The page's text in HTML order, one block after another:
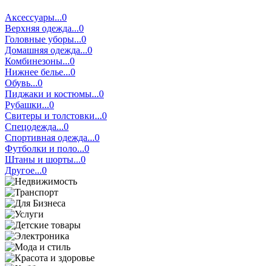
Аксессуары...0
Верхняя одежда...0
Головные уборы...0
Домашняя одежда...0
Комбинезоны...0
Нижнее белье...0
Обувь...0
Пиджаки и костюмы...0
Рубашки...0
Свитеры и толстовки...0
Спецодежда...0
Спортивная одежда...0
Футболки и поло...0
Штаны и шорты...0
Другое...0